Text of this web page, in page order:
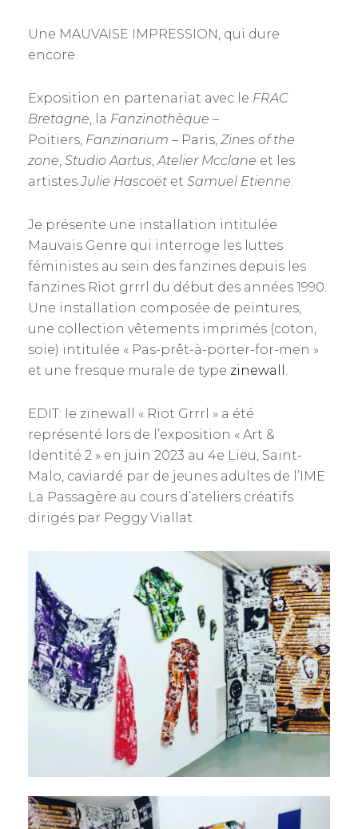
Une MAUVAISE IMPRESSION, qui dure
encore.
Exposition en partenariat avec le FRAC
Bretagne , la Fanzinothèque –
Poitiers, Fanzinarium – Paris, Zines of the
zone Studio Aartus Atelier Mcclane et les
artistesJulie Hascoët et Samuel Etienne
Je présente une installation intitulée
Mauvais Genre qui interroge les luttes
féministes au sein des fanzines depuis les
fanzines Riot grrrl du début des années 1990.
Une installation composée de peintures,
une collection vêtements imprimés (coton,
soie) intitulée « Pas-prêt-à-porter-for-men »
et une fresque murale de type zinewall
EDIT: le zinewall « Riot Grrrl » a été
représenté lors de l’exposition « Art &
Identité 2 » en juin 2023 au 4e Lieu, Saint-
Malo, caviardé par de jeunes adultes de l’IME
La Passagère au cours d’ateliers créatifs
dirigés par Peggy Viallat.